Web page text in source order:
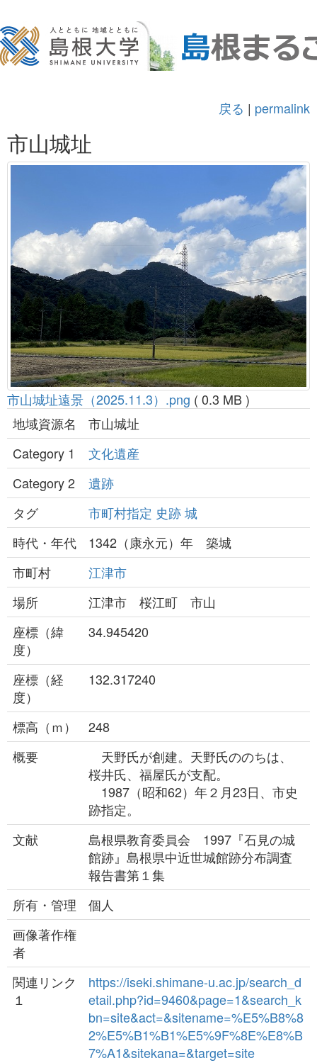
戻る | permalink
市山城址
市山城址遠景（2025.11.3）.png ( 0.3 MB )
地域資源名
市山城址
Category 1
文化遺産
Category 2
遺跡
タグ
市町村指定 史跡城
時代・年代
1342（康永元）年 築城
市町村
江津市
場所
江津市 桜江町 市山
座標（緯
度）
34.945420
座標（経
度）
132.317240
標高（ｍ）
248
概要
天野氏が創建。天野氏ののちは、
桜井氏、福屋氏が支配。
1987（昭和62）年２月23日、市史
跡指定。
文献
島根県教育委員会 1997『石見の城
館跡』島根県中近世城館跡分布調査
報告書第１集
所有・管理
個人
画像著作権
者
関連リンク
１
https://iseki.shimane-u.ac.jp/search_d
etail.php?id=9460&page=1&search_k
bn=site&act=&sitename=%E5%B8%8
2%E5%B1%B1%E5%9F%8E%E8%B
7%A1&sitekana=&target=site